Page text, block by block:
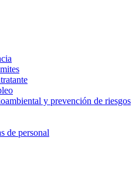
y prevención de riesgos
de personal